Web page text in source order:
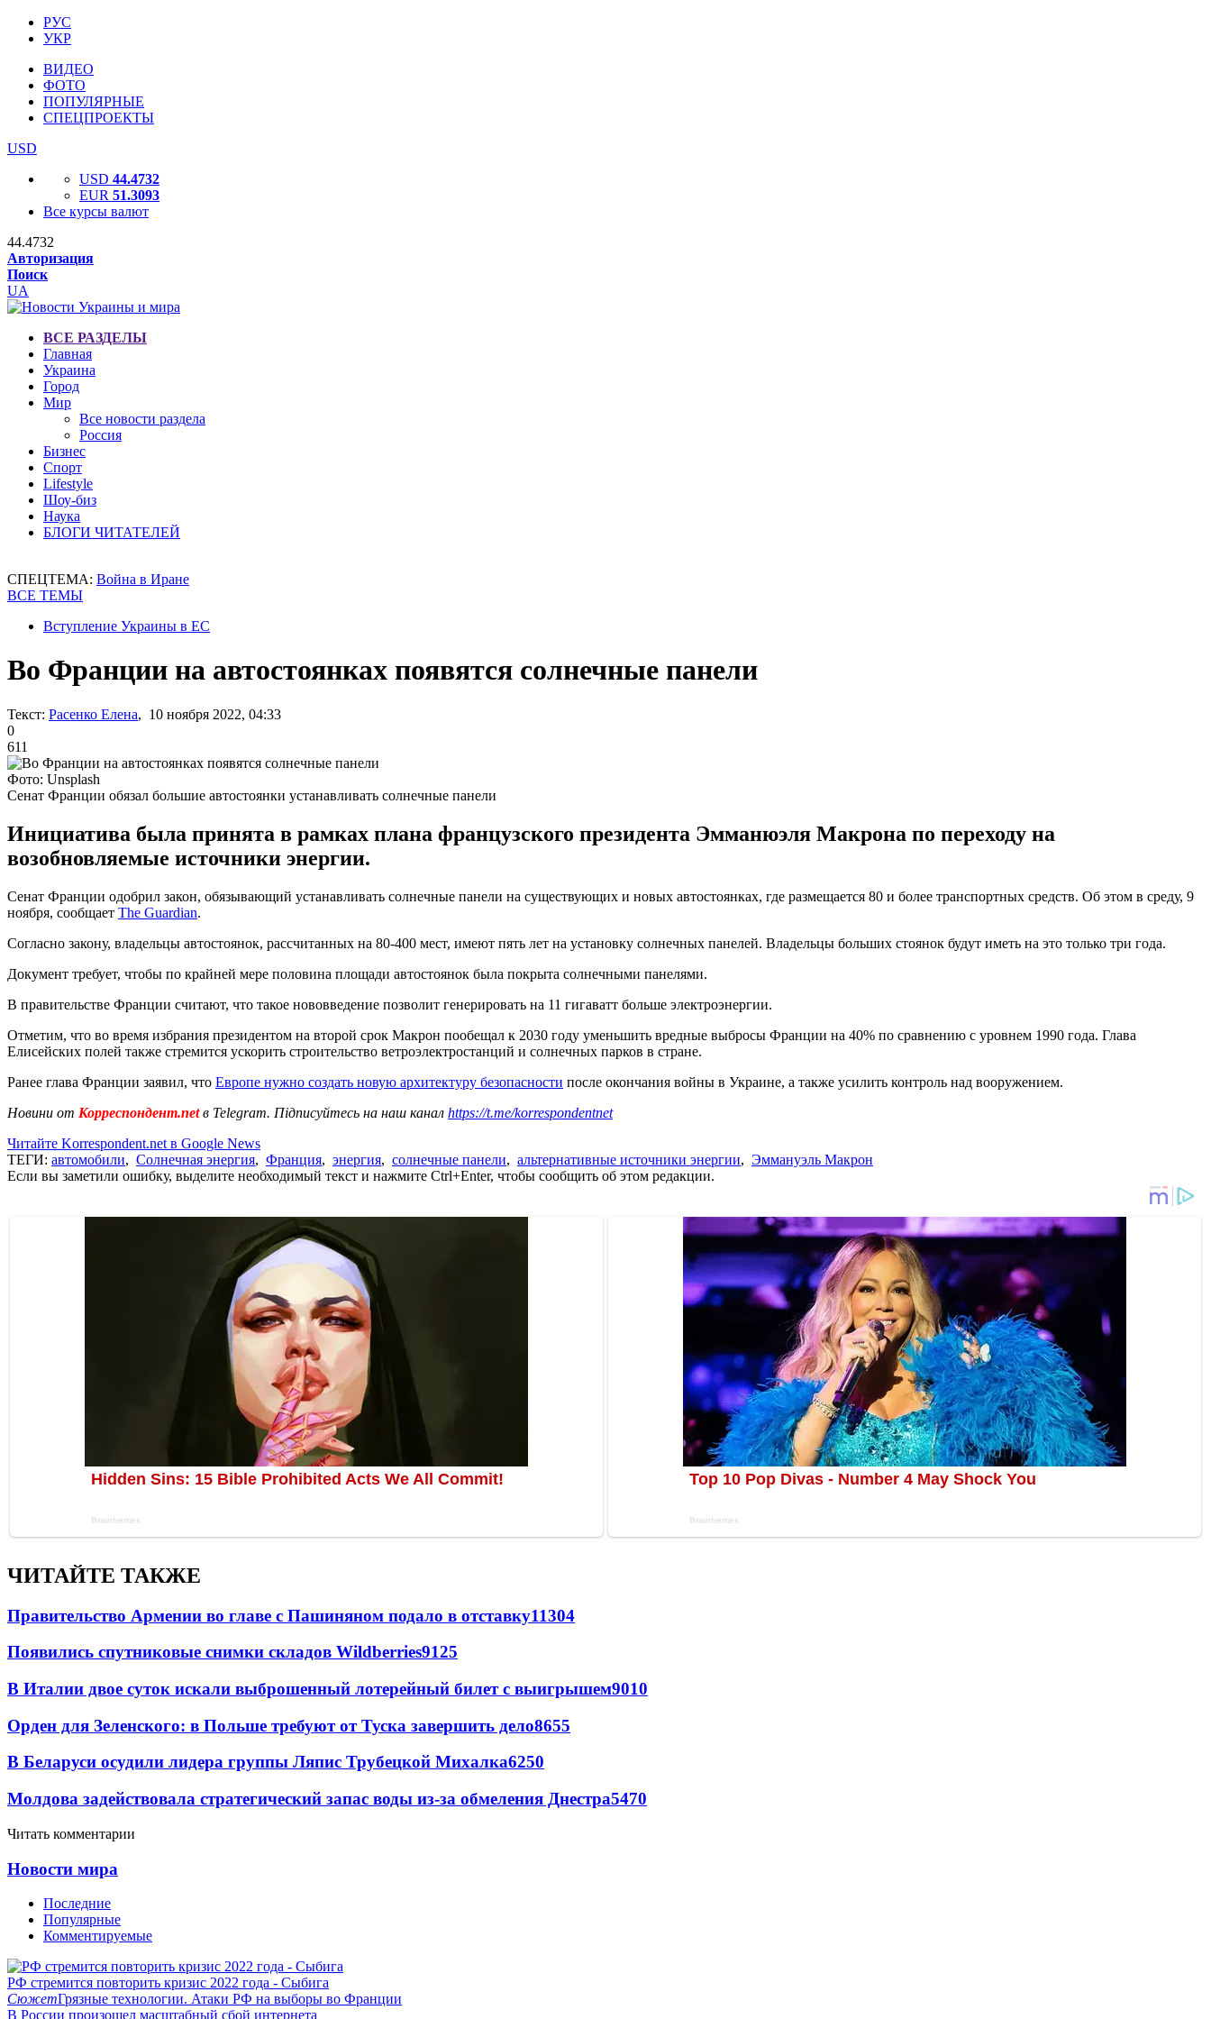
РУС
УКР
ВИДЕО
ФОТО
ПОПУЛЯРНЫЕ
СПЕЦПРОЕКТЫ
USD
USD 44.4732
EUR 51.3093
Все курсы валют
44.4732
Авторизация
Поиск
UA
ВСЕ РАЗДЕЛЫ
Главная
Украина
Город
Мир
Все новости раздела
Россия
Бизнес
Спорт
Lifestyle
Шоу-биз
Наука
БЛОГИ ЧИТАТЕЛЕЙ
СПЕЦТЕМА: Война в Иране
ВСЕ ТЕМЫ
Вступление Украины в ЕС
Во Франции на автостоянках появятся солнечные панели
Текст: Расенко Елена, 10 ноября 2022, 04:33
0
611
Фото: Unsplash
Сенат Франции обязал большие автостоянки устанавливать солнечные панели
Инициатива была принята в рамках плана французского президента Эмманюэля Макрона по переходу на
возобновляемые источники энергии.
Сенат Франции одобрил закон, обязывающий устанавливать солнечные панели на существующих и новых автостоянках, где размещается 80 и более транспортных средств. Об этом в среду, 9
ноября, сообщает The Guardian.
Согласно закону, владельцы автостоянок, рассчитанных на 80-400 мест, имеют пять лет на установку солнечных панелей. Владельцы больших стоянок будут иметь на это только три года.
Документ требует, чтобы по крайней мере половина площади автостоянок была покрыта солнечными панелями.
В правительстве Франции считают, что такое нововведение позволит генерировать на 11 гигаватт больше электроэнергии.
Отметим, что во время избрания президентом на второй срок Макрон пообещал к 2030 году уменьшить вредные выбросы Франции на 40% по сравнению с уровнем 1990 года. Глава
Елисейских полей также стремится ускорить строительство ветроэлектростанций и солнечных парков в стране.
Ранее глава Франции заявил, что Европе нужно создать новую архитектуру безопасности после окончания войны в Украине, а также усилить контроль над вооружением.
Новини от Корреспондент.netв Telegram. Підписуйтесь на наш канал https://t.me/korrespondentnet
Читайте Korrespondent.net в Google News
ТЕГИ: автомобили, Солнечная энергия, Франция, энергия, солнечные панели, альтернативные источники энергии, Эммануэль Макрон
Если вы заметили ошибку, выделите необходимый текст и нажмите Ctrl+Enter, чтобы сообщить об этом редакции.
ЧИТАЙТЕ ТАКЖЕ
Правительство Армении во главе с Пашиняном подало в отставку11304
Появились спутниковые снимки складов Wildberries9125
В Италии двое суток искали выброшенный лотерейный билет с выигрышем9010
Орден для Зеленского: в Польше требуют от Туска завершить дело8655
В Беларуси осудили лидера группы Ляпис Трубецкой Михалка6250
Молдова задействовала стратегический запас воды из-за обмеления Днестра5470
Читать комментарии
Новости мира
Последние
Популярные
Комментируемые
РФ стремится повторить кризис 2022 года - Сыбига
СюжетГрязные технологии. Атаки РФ на выборы во Франции
В России произошел масштабный сбой интернета